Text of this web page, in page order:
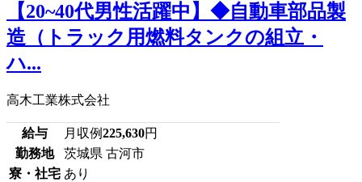
【20~40代男性活躍中】◆自動車部品製
造（トラック用燃料タンクの組立・
ハ...
高木工業株式会社
給与 月収例225,630円
勤務地
茨城県 古河市
寮・社宅 あり